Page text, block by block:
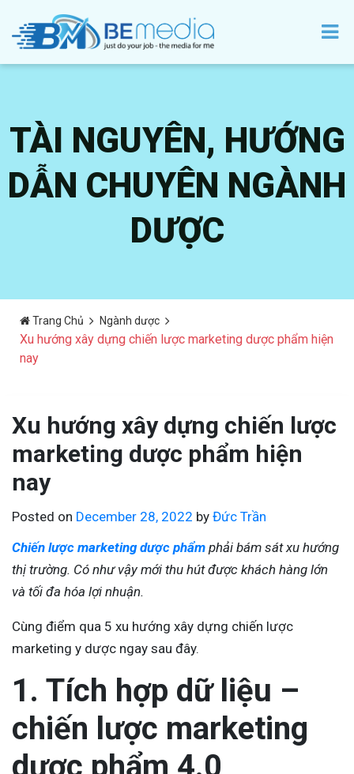
TÀI NGUYÊN, HƯỚNG
DẪN CHUYÊN NGÀNH
DƯỢC
Trang Chủ Ngành dược
Xu hướng xây dựng chiến lược marketing dược phẩm hiện
nay
Xu hướng xây dựng chiến lược
marketing dược phẩm hiện
nay
Posted on December 28, 2022 by Đức Trần
Chiến lược marketing dược phẩm phải bám sát xu hướng
thị trường. Có như vậy mới thu hút được khách hàng lớn
và tối đa hóa lợi nhuận.
Cùng điểm qua 5 xu hướng xây dựng chiến lược
marketing y dược ngay sau đây.
1. Tích hợp dữ liệu –
chiến lược marketing
dược phẩm 4.0